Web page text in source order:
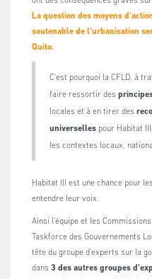
La question des moyens
soutenable de l'urbanisation
Quito.
C'est pourquoi la CFLD, à
faire ressortir des
locales et à en tirer des
universelles pour Habitat
les contextes locaux,
Habitat III est une chance pour
entendre leur voix.
Ainsi l'équipe et les
Taskforce des Gouvernements
tête du groupe d'experts sur la
dans 3 des autres groupes